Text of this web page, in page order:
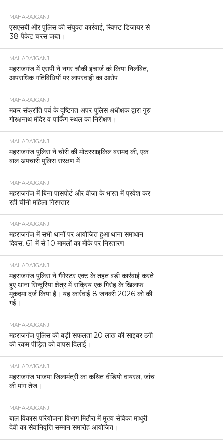
MAHARAJGANJ
एसएसबी और पुलिस की संयुक्त कार्रवाई, स्विफ्ट डिजायर से
38 पैकेट चरस जब्त।
MAHARAJGANJ
महराजगंज में एसपी ने नगर चौकी इंचार्ज को किया निलंबित,
आपराधिक गतिविधियों पर लापरवाही का आरोप
MAHARAJGANJ
मकर संक्रांति पर्व के दृष्टिगत अपर पुलिस अधीक्षक द्वारा गुरु
गोरक्षनाथ मंदिर व पार्किंग स्थल का निरीक्षण।
MAHARAJGANJ
महराजगंज पुलिस ने चोरी की मोटरसाइकिल बरामद की, एक
बाल अपचारी पुलिस संरक्षण में
MAHARAJGANJ
महराजगंज में बिना पासपोर्ट और वीज़ा के भारत में प्रवेश कर
रही चीनी महिला गिरफ्तार
MAHARAJGANJ
महराजगंज में सभी थानों पर आयोजित हुआ थाना समाधान
दिवस, 61 में से 10 मामलों का मौके पर निस्तारण
MAHARAJGANJ
महराजगंज पुलिस ने गैंगेस्टर एक्ट के तहत बड़ी कार्रवाई करते
हुए थाना सिन्दुरिया क्षेत्र में सक्रिय एक गिरोह के खिलाफ
मुकदमा दर्ज किया है। यह कार्रवाई 8 जनवरी 2026 को की
गई।
MAHARAJGANJ
महराजगंज पुलिस की बड़ी सफलता 20 लाख की साइबर ठगी
की रकम पीड़ित को वापस दिलाई।
MAHARAJGANJ
महराजगंज भाजपा जिलामंत्री का कथित वीडियो वायरल, जांच
की मांग तेज।
MAHARAJGANJ
बाल विकास परियोजना विभाग मिठौरा में मुख्य सेविका माधुरी
देवी का सेवानिवृत्ति सम्मान समारोह आयोजित।